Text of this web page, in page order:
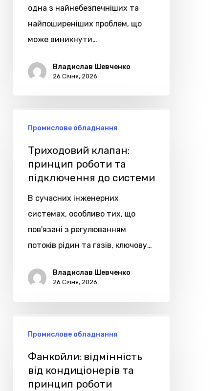
усунути
одна з найнебезпечніших та
найпоширеніших проблем, що
може виникнути…
Владислав Шевченко
26 Січня, 2026
клапан:
принцип
роботи
підключення
системи
Промислове обладнання
Триходовий клапан:
принцип роботи та
підключення до системи
В сучасних інженерних
системах, особливо тих, що
пов'язані з регулюванням
потоків рідин та газів, ключову…
Владислав Шевченко
26 Січня, 2026
відмінність
кондиціонерів
Промислове обладнання
Фанкойли: відмінність
від кондиціонерів та
принцип роботи